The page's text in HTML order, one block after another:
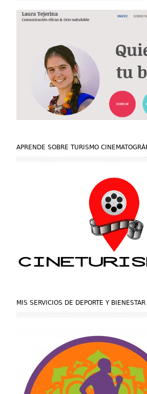
APRENDE SOBRE TURISMO
MIS SERVICIOS DE DEPORTE Y